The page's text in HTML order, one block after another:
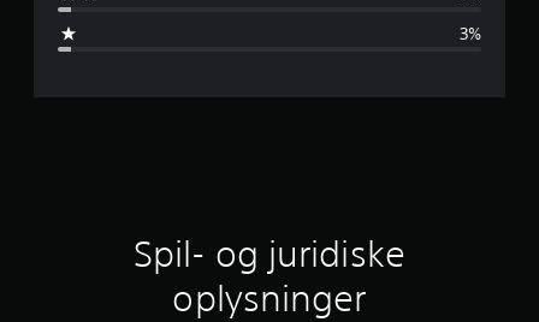
m
n
3%
Spil- og juridiske
oplysninger